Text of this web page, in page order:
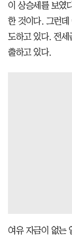
이 상승세를 보였
한 것이다. 그런데
도하고 있다. 전세
출하고 있다.
여유 자금이 없는